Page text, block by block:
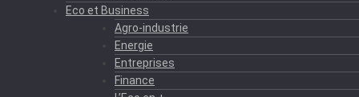
Eco et Business
Agro-industrie
Energie
Entreprises
Finance